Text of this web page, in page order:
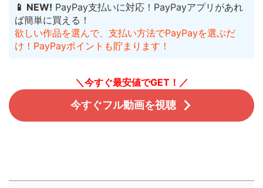
📱 NEW! PayPay支払いに対応！PayPayアプリがあれ
ば簡単に買える！
欲しい作品を選んで、支払い方法でPayPayを選ぶだ
け！PayPayポイントも貯まります！
＼今すぐ最安値でGET！／
今すぐフル動画を視聴